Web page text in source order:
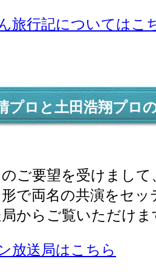
旅行記についてはこ
プロと土田浩翔プロ
ご要望を受けまし
で両名の共演をセ
からご覧いただけま
放送局はこちら